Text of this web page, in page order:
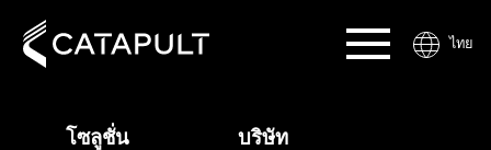
ไทย
โซลูชั่น บริษัท